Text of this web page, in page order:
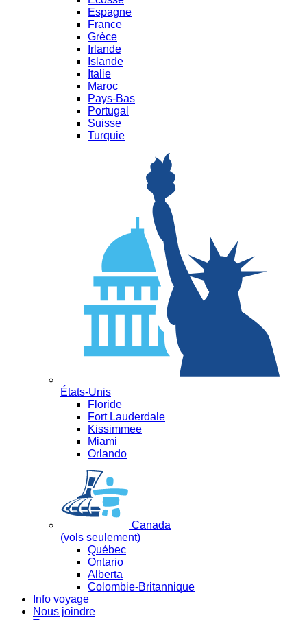
Espagne
France
Grèce
Irlande
Islande
Italie
Maroc
Pays-Bas
Portugal
Suisse
Turquie
États-Unis
Floride
Fort Lauderdale
Kissimmee
Miami
Orlando
Canada
(vols seulement)
Québec
Ontario
Alberta
Colombie-Britannique
Info voyage
Nous joindre